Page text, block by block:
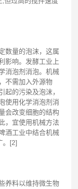
量的泡沫，这属
影响。发酵工业上
消泡剂消泡。机械
不需加入外源物
起的污染及泡沫，
使用化学消泡剂消
会改变细胞的结构
，宜使用机械方法
酒工业中结合机械
。[2]
料以维持微生物